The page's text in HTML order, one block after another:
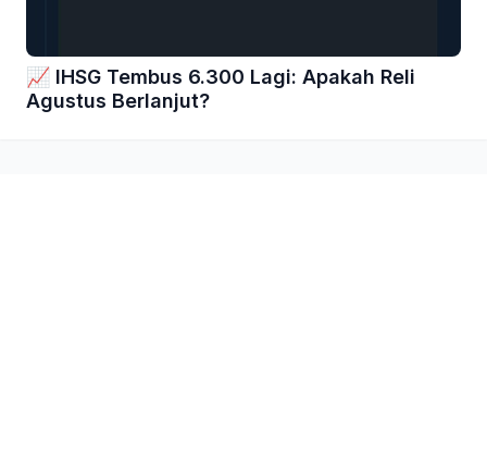
📈 IHSG Tembus 6.300 Lagi: Apakah Reli
Agustus Berlanjut?